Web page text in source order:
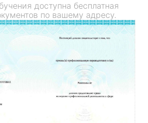
доступна бесплатная
по вашему адресу.